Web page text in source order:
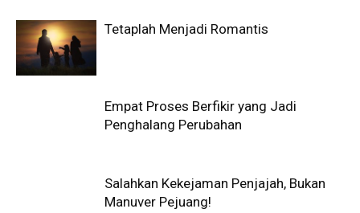
Tetaplah Menjadi Romantis
Empat Proses Berfikir yang Jadi
Penghalang Perubahan
Salahkan Kekejaman Penjajah, Bukan
Manuver Pejuang!